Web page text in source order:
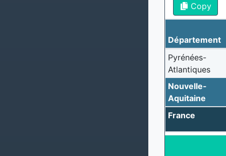
Copy
Département
Pyrénées-
Atlantiques
Nouvelle-
Aquitaine
France